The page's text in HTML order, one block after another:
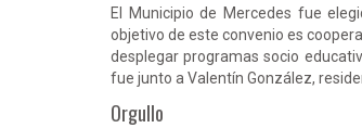
El Municipio de Mercedes fue
objetivo de este convenio es
desplegar programas socio
fue junto a Valentín González,
Orgullo